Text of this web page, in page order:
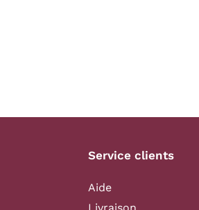
Service clients
Aide